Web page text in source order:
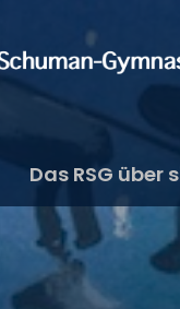
Das RSG über